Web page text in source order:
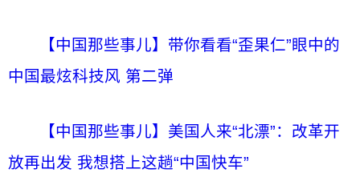
【中国那些事儿】带你看看“歪果仁”眼中的
中国最炫科技风 第二弹
【中国那些事儿】美国人来“北漂”：改革开
放再出发 我想搭上这趟“中国快车”